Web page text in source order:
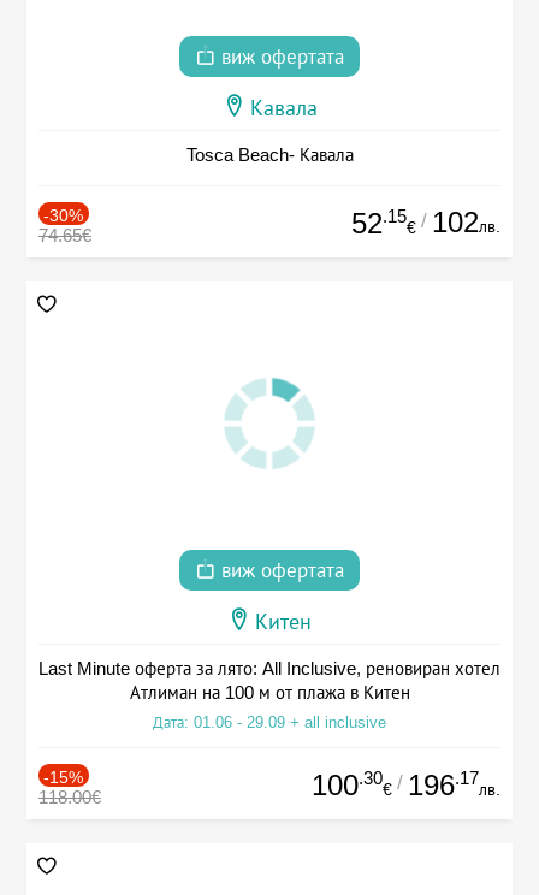
виж офертата
Кавала
Tosca Beach- Кавала
-30%
74.65€ 52.15
€ / 102лв.
виж офертата
Китен
Last Minute оферта за лято: All Inclusive, реновиран хотел
Атлиман на 100 м от плажа в Китен
Дата: 01.06 - 29.09 + all inclusive
-15%
118.00€ 100.30
€ / 196.17
лв.